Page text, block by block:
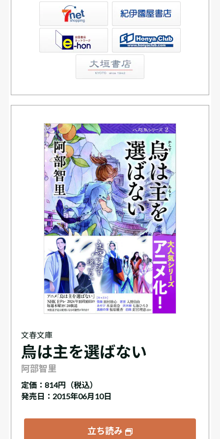
書店ウェブストア
文春文庫
烏は主を選ばない
阿部智里
定価： 814円（税込）
発売日：2015年06月10日
立ち読み